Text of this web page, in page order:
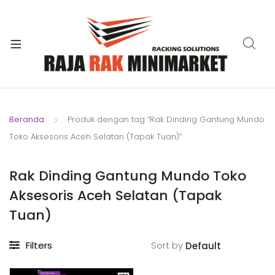
Beranda
Produk dengan tag “Rak Dinding Gantung Mundo
Toko Aksesoris Aceh Selatan (Tapak Tuan)”
Rak Dinding Gantung Mundo Toko
Aksesoris Aceh Selatan (Tapak
Tuan)
Filters Sort by